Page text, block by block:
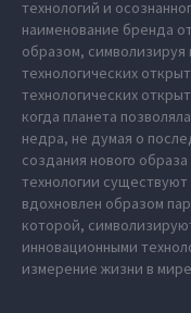
технологий и
наименование бренда
образом, символизируя
технологических
технологических
когда планета
недра, не думая о
создания нового
технологии
вдохновлен образом
которой,
инновационными
измерение жизни в